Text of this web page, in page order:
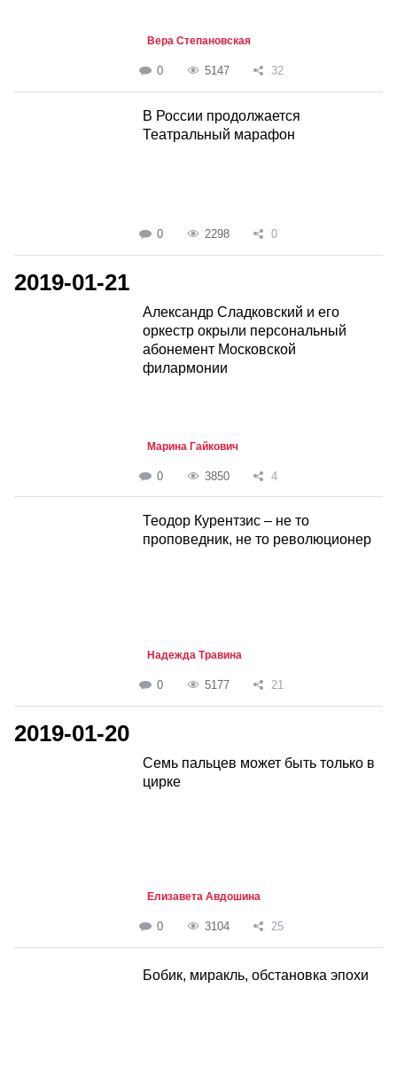
Вера Степановская
0 5147 32
В России продолжается
Театральный марафон
0 2298 0
2019-01-21
Александр Сладковский и его
оркестр окрыли персональный
абонемент Московской
филармонии
Марина Гайкович
0 3850 4
Теодор Курентзис – не то
проповедник, не то революционер
Надежда Травина
0 5177 21
2019-01-20
Семь пальцев может быть только в
цирке
Елизавета Авдошина
0 3104 25
Бобик, миракль, обстановка эпохи